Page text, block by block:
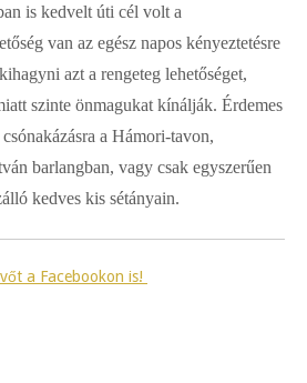
is kedvelt úti cél volt a
van az egész napos kényeztetésre
azt a rengeteg lehetőséget,
szinte önmagukat kínálják. Érdemes
a Hámori-tavon,
barlangban, vagy csak egyszerűen
kedves kis sétányain.
a Facebookon is!